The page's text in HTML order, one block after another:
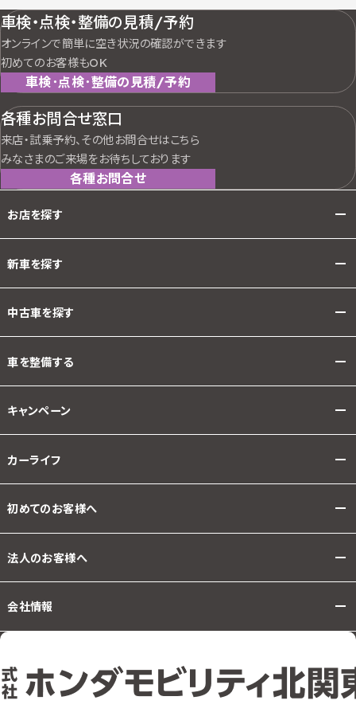
車検・点検・整備の見積/予約
オンラインで簡単に空き状況の確認ができます
初めてのお客様もOK
車検･点検･整備の見積/予約
各種お問合せ窓口
来店・試乗予約、その他お問合せはこちら
みなさまのご来場をお待ちしております
各種お問合せ
お店を探す
新車を探す
中古車を探す
車を整備する
キャンペーン
カーライフ
初めてのお客様へ
法人のお客様へ
会社情報